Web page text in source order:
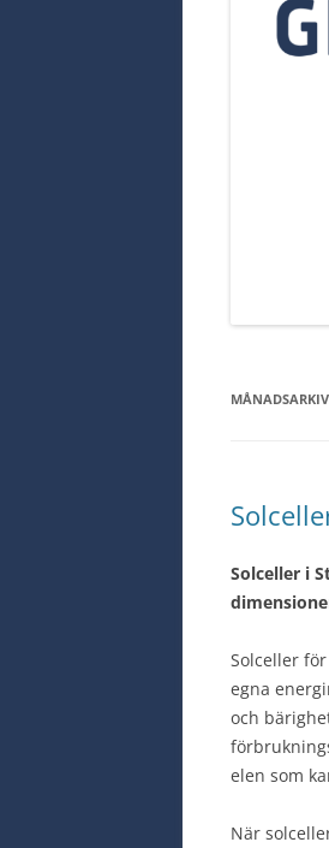
Solceller i
Solceller
egna
och
elen som
När